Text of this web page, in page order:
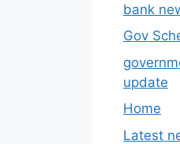
bank
Gov
update
Home
Latest